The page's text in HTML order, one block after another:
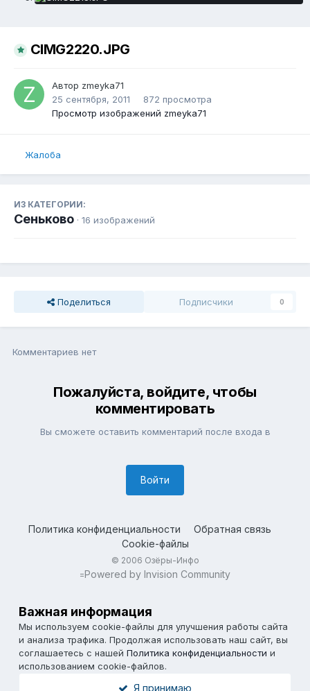
CIMG2220.JPG
Автор zmeyka71
25 сентября, 2011
872 просмотра
Просмотр изображений zmeyka71
Жалоба
ИЗ КАТЕГОРИИ:
Сеньково · 16 изображений
Поделиться Подписчики 0
Комментариев нет
Пожалуйста, войдите, чтобы
комментировать
Вы сможете оставить комментарий после входа в
Войти
Политика конфиденциальности
Обратная связь
Cookie-файлы
© 2006 Озёры-Инфо
=Powered by Invision Community
Важная информация
Мы используем cookie-файлы для улучшения работы сайта
и анализа трафика. Продолжая использовать наш сайт, вы
соглашаетесь с нашей Политика конфиденциальности и
использованием cookie-файлов.
Я принимаю